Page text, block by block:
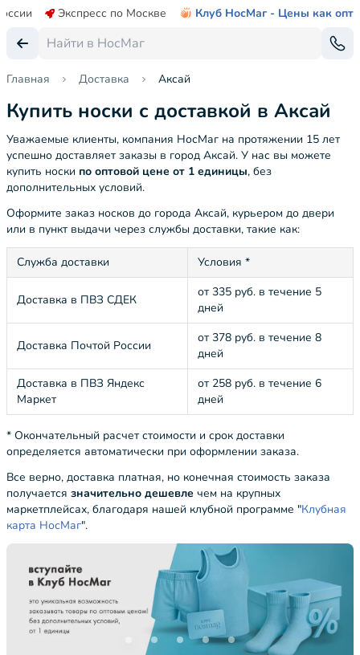
Экспресс по Москве Клуб НосМаг - Цены как опт
Главная Доставка Аксай
Купить носки с доставкой в Аксай
Уважаемые клиенты, компания НосМаг на протяжении 15 лет
успешно доставляет заказы в город Аксай. У нас вы можете
купить носки по оптовой цене от 1 единицы, без
дополнительных условий.
Оформите заказ носков до города Аксай, курьером до двери
или в пункт выдачи через службы доставки, такие как:
Служба доставки Условия *
Доставка в ПВЗ СДЕК
от 335 руб. в течение 5
дней
Доставка Почтой России
от 378 руб. в течение 8
дней
Доставка в ПВЗ Яндекс
Маркет
от 258 руб. в течение 6
дней
* Окончательный расчет стоимости и срок доставки
определяется автоматически при оформлении заказа.
Все верно, доставка платная, но конечная стоимость заказа
получается значительно дешевле чем на крупных
маркетплейсах, благодаря нашей клубной программе "Клубная
карта НосМаг".